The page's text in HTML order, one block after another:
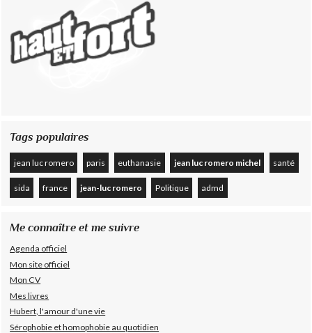
Tags populaires
jean luc romero paris euthanasie jean luc romero michel santé
sida france jean-luc romero Politique admd
Me connaître et me suivre
Agenda officiel
Mon site officiel
Mon CV
Mes livres
Hubert, l'amour d'une vie
Sérophobie et homophobie au quotidien